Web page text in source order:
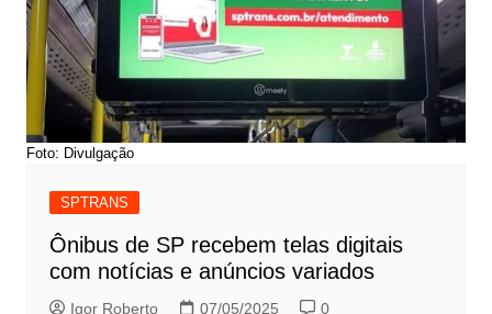
Foto: Divulgação
SPTRANS
Ônibus de SP recebem telas digitais
com notícias e anúncios variados
Igor Roberto 07/05/2025 0